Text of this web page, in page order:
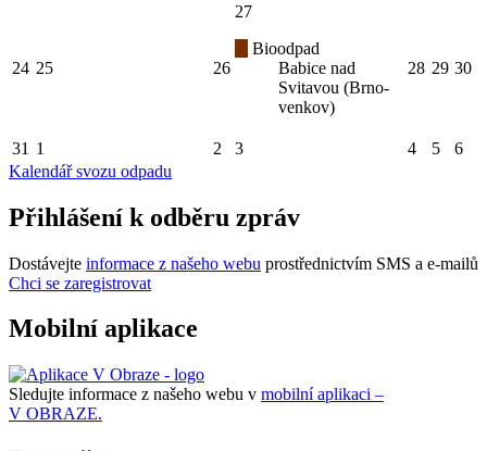
24 25 26
27
Bioodpad
Babice nad
Svitavou (Brno-
venkov)
28 29 30
31 1 2 3 4 5
6
Kalendář svozu odpadu
Přihlášení k odběru zpráv
Dostávejte informace z našeho webu prostřednictvím SMS a e-mailů
Chci se zaregistrovat
Mobilní aplikace
Sledujte informace z našeho webu v mobilní aplikaci –
V OBRAZE.